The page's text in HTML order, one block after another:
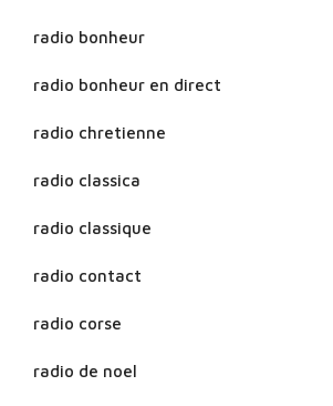
radio bonheur
radio bonheur en direct
radio chretienne
radio classica
radio classique
radio contact
radio corse
radio de noel